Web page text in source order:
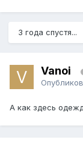
3 года спустя...
Vanoi
А как здесь